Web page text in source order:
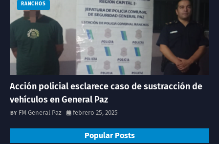
RANCHOS
Acción policial esclarece caso de sustracción de
vehículos en General Paz
FM General Paz febrero 25, 2025
Popular Posts